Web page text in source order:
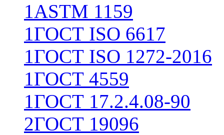
1ASTM 1159
1ГОСТ ISO 6617
1ГОСТ ISO 1272-2016
1ГОСТ 4559
1ГОСТ 17.2.4.08-90
2ГОСТ 19096